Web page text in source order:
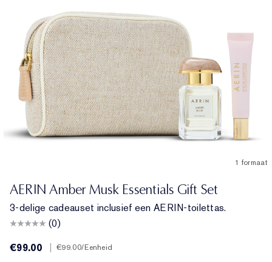
1 formaat
AERIN Amber Musk Essentials Gift Set
3-delige cadeauset inclusief een AERIN-toilettas.
(0)
€99.00
€99.00/Eenheid